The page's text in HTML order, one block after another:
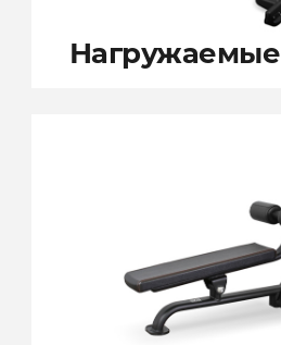
Нагружаемые